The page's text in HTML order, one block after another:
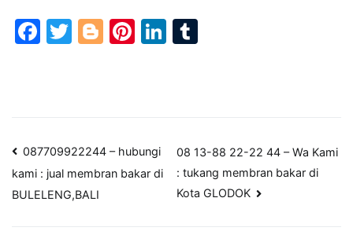
Facebook
Twitter
Blogger
Pinterest
LinkedIn
Post
navigation
087709922244 – hubungi
kami : jual membran bakar di
BULELENG,BALI
08 13-88 22-22 44 – Wa Kami
: tukang membran bakar di
Kota GLODOK